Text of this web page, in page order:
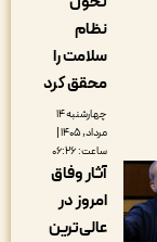
سلامت را
محقق کرد
چهارشنبه ۱۴
مرداد, ۱۴۰۵ |
آثار وفاق
امروز در
عالی‌ترین